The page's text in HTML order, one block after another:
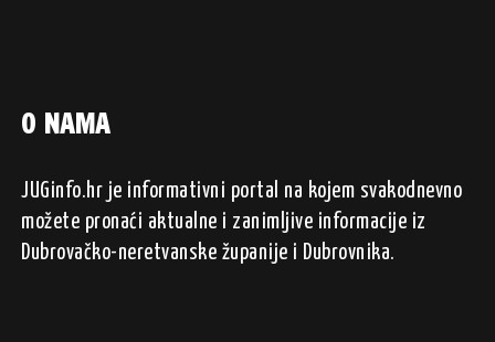
O NAMA
JUGinfo.hr je informativni portal na kojem svakodnevno
možete pronaći aktualne i zanimljive informacije iz
Dubrovačko-neretvanske županije i Dubrovnika.